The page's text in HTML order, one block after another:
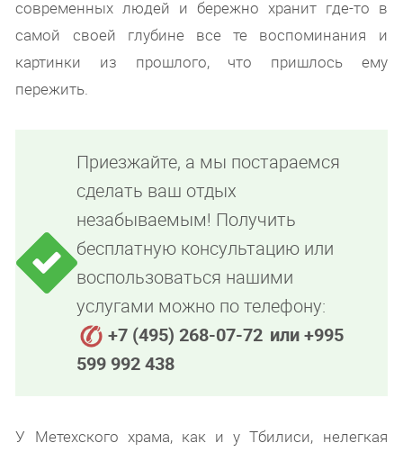
современных людей и бережно хранит где-то в
самой своей глубине все те воспоминания и
картинки из прошлого, что пришлось ему
пережить.
Приезжайте, а мы постараемся
сделать ваш отдых
незабываемым! Получить
бесплатную консультацию или
воспользоваться нашими
услугами можно по телефону:
+7 (495) 268-07-72 или +995
599 992 438
У Метехского храма, как и у Тбилиси, нелегкая